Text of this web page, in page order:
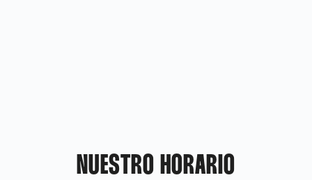
NUESTRO HORARIO